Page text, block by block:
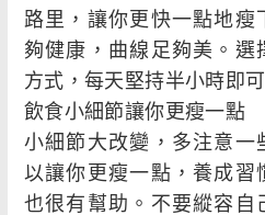
路里，讓你更快一點地
夠健康，曲線足夠美。
方式，每天堅持半小時即可
飲食小細節讓你更瘦一點
小細節大改變，多注意
以讓你更瘦一點，養成
也很有幫助。不要縱容自